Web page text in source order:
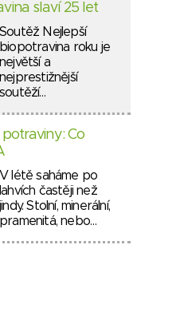
slaví 25 let
Soutěž Nejlepší
biopotravina roku je
největší a
nejprestižnější
soutěží…
potraviny: Co
V létě saháme po
lahvích častěji než
jindy. Stolní, minerální,
pramenitá, nebo…